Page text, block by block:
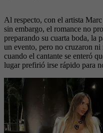
Al respecto, con el artista
sin embargo, el romance no
preparando su cuarta boda, la
un evento, pero no cruzaron ni
cuando el cantante se enteró
lugar prefirió irse rápido para